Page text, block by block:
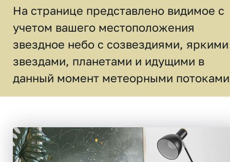
На странице представлено видимое c
учетом вашего местоположения
звездное небо c созвездиями, яркими
звездами, планетами и идущими в
данный момент метеорными